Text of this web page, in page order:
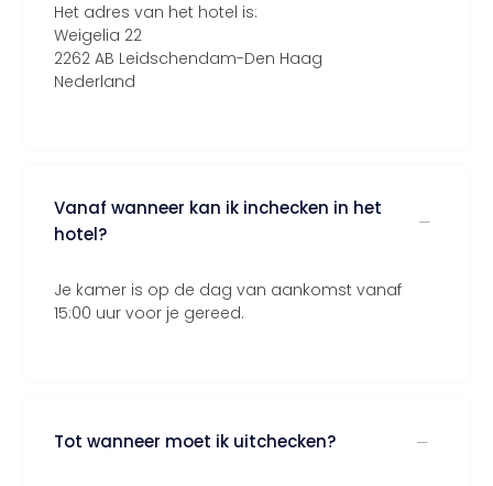
Het adres van het hotel is:
Weigelia 22
2262 AB Leidschendam-Den Haag
Nederland
Vanaf wanneer kan ik inchecken in het
hotel?
Je kamer is op de dag van aankomst vanaf
15:00 uur voor je gereed.
Tot wanneer moet ik uitchecken?